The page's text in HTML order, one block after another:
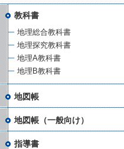
教科書
地理総合教科書
地理探究教科書
地理A教科書
地理B教科書
地図帳
地図帳（一般向け）
指導書